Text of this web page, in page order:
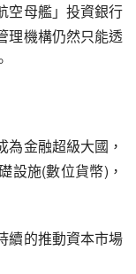
空母艦」投資銀行
理機構仍然只能透
金融超級大國，
設施(數位貨幣)，
續的推動資本市場